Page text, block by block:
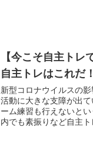
【今こそ自主ト
自主トレはこれだ！
新型コロナウイルスの
活動に大きな支障が出
ーム練習も行えないと
内でも素振りなど自主